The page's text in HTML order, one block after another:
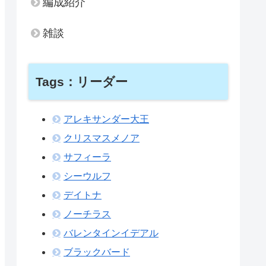
雑談
Tags：リーダー
アレキサンダー大王
クリスマスメノア
サフィーラ
シーウルフ
デイトナ
ノーチラス
バレンタインイデアル
ブラックバード